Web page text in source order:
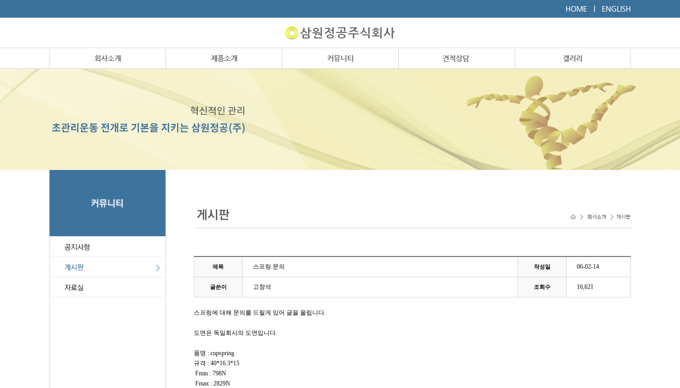
제목 스프링 문의 작성일 06-02-14
글쓴이 고창석 조회수 16,621
스프링에 대해 문의를 드릴게 있어 글을 올립니다.
도면은 독일회사의 도면입니다.
품명 : cupspring
규격 : 40*16.3*15
Fmin : 798N
Fmax : 2829N